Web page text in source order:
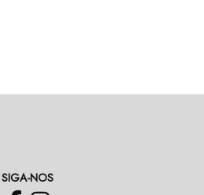
SIGA-NOS